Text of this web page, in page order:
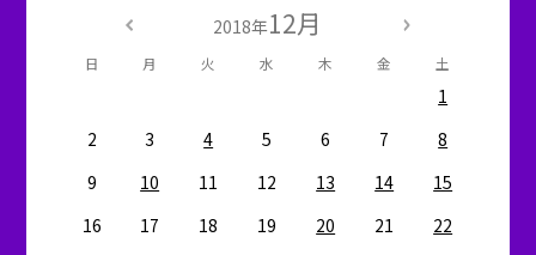
2018年12月
日 月 火 水 木 金 土
1
2
3 4 5 6 7
8
9
10 11 12 13 14
15
16
17 18 19 20 21
22